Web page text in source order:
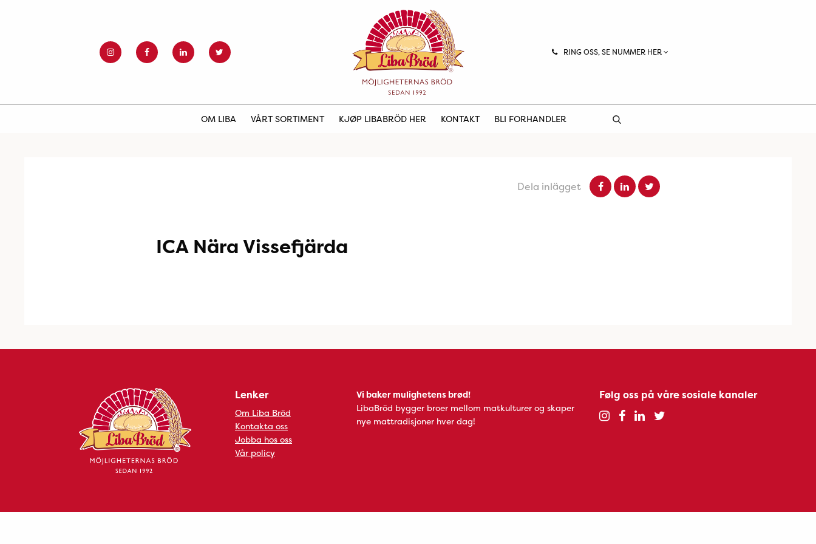
RING OSS, SE NUMMER HER
OM LIBA VÅRT SORTIMENT KJØP LIBABRÖD HER KONTAKT BLI FORHANDLER
Dela inlägget
ICA Nära Vissefjärda
Lenker
Om Liba Bröd
Kontakta oss
Jobba hos oss
Vår policy
Vi baker mulighetens brød!
LibaBröd bygger broer mellom matkulturer og skaper
nye mattradisjoner hver dag!
Følg oss på våre sosiale kanaler